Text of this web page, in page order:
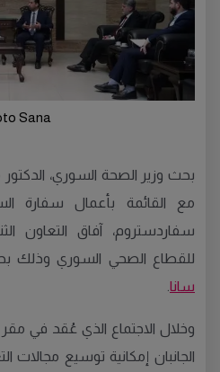
Sana
بحث وزير الصحة السوري،
مع القائمة بأعمال سفارة
سفاردستروم، آفاق التعاون
للقطاع الصحي السوري وذلك
سانا
وخلال الاجتماع الذي عُقد في
الجانبان إمكانية توسيع مجالات